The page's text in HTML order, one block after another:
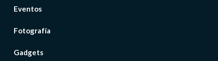
Eventos
Fotografía
Gadgets